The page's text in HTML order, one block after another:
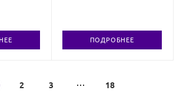
ПОДРОБНЕЕ
2 3 18